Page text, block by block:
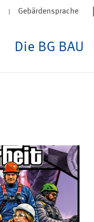
Gebärdensprache
Die BG BAU